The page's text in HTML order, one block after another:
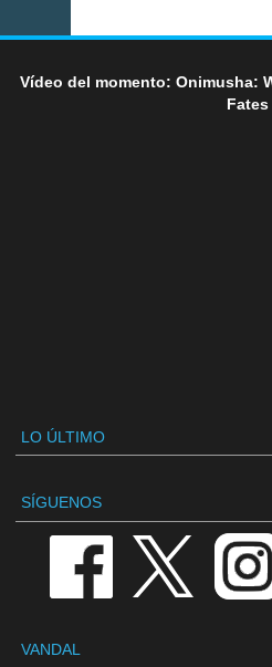
Vídeo del momento: Onimusha:
Fates
LO ÚLTIMO
SÍGUENOS
VANDAL